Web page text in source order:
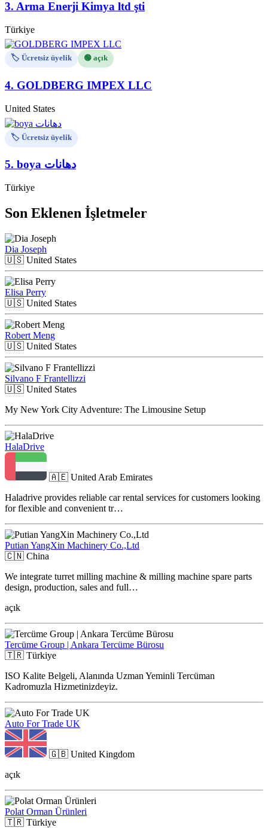
3. Arma Enerji Kimya ltd şti
Türkiye
🏷️ Ücretsiz üyelik 🟢 açık
4. GOLDBERG IMPEX LLC
United States
🏷️ Ücretsiz üyelik
5. boya دهانات
Türkiye
Son Eklenen İşletmeler
Dia Joseph
🇺🇸 United States
Elisa Perry
🇺🇸 United States
Robert Meng
🇺🇸 United States
Silvano F Frantellizzi
🇺🇸 United States
My New York City Adventure: The Limousine Setup
HalaDrive
🇦🇪 United Arab Emirates
Haladrive provides reliable car rental services for customers looking
for flexible and convenient tr…
Putian YangXin Machinery Co.,Ltd
🇨🇳 China
We integrate turret milling machine & milling machine spare parts
design, production, sales and full…
açık
Tercüme Group | Ankara Tercüme Bürosu
🇹🇷 Türkiye
ISO Kalite Belgeli, Alanında Uzman Yeminli Tercüman
Kadromuzla Hizmetinizdeyiz.
Auto For Trade UK
🇬🇧 United Kingdom
açık
Polat Orman Ürünleri
🇹🇷 Türkiye